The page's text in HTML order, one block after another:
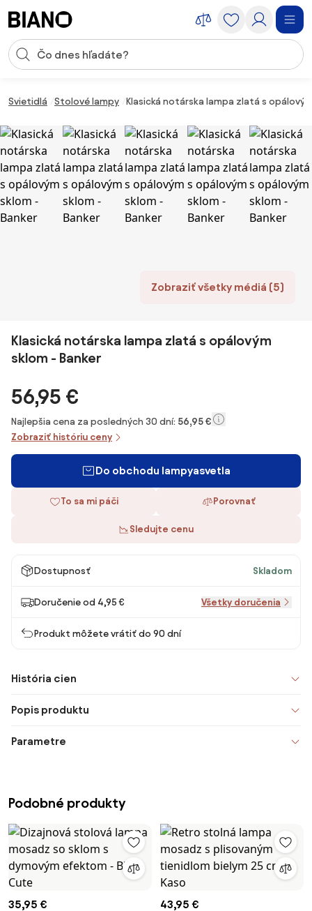
Vstup pre vyhľadávanie
Svietidlá Stolové lampy Klasická notárska lampa zlatá s
Zobraziť všetky médiá (5)
Klasická notárska lampa zlatá s opálovým
sklom - Banker
56,95 €
Najlepšia cena za posledných 30 dní: 56,95 €
Zobraziť históriu ceny
Do obchodu lampyasvetla
To sa mi páči Porovnať
Sledujte cenu
Dostupnosť Skladom
Doručenie od 4,95 € Všetky doručenia
Produkt môžete vrátiť do 90 dní
História cien
Popis produktu
Parametre
Podobné produkty
35,95 € 43,95 €